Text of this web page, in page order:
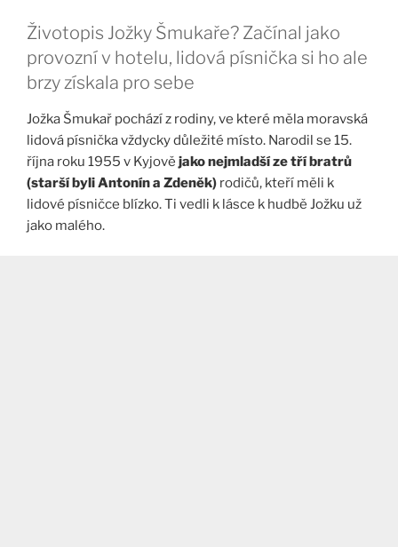
Životopis Jožky Šmukaře? Začínal jako
provozní v hotelu, lidová písnička si ho ale
brzy získala pro sebe
Jožka Šmukař pochází z rodiny, ve které měla moravská
lidová písnička vždycky důležité místo. Narodil se 15.
října roku 1955 v Kyjově jako nejmladší ze tří bratrů
(starší byli Antonín a Zdeněk) rodičů, kteří měli k
lidové písničce blízko. Ti vedli k lásce k hudbě Jožku už
jako malého.